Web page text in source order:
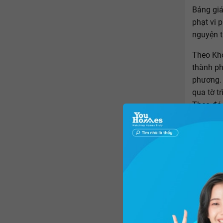
Bảng
phạt vi
nguyện
Theo
thành
qua tờ
Theo
2020 -
giá
có bổ
đồng/